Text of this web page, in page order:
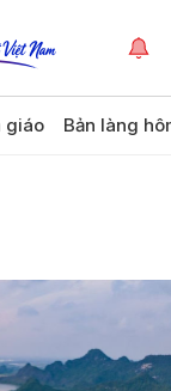
giáo Bản làng